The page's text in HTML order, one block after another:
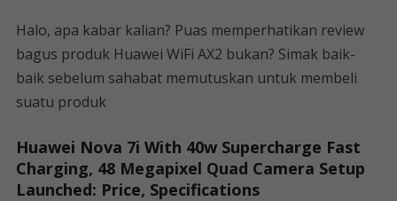
Halo, apa kabar kalian? Puas memperhatikan review
bagus produk Huawei WiFi AX2 bukan? Simak baik-
baik sebelum sahabat memutuskan untuk membeli
suatu produk
Huawei Nova 7i With 40w Supercharge Fast
Charging, 48 Megapixel Quad Camera Setup
Launched: Price, Specifications